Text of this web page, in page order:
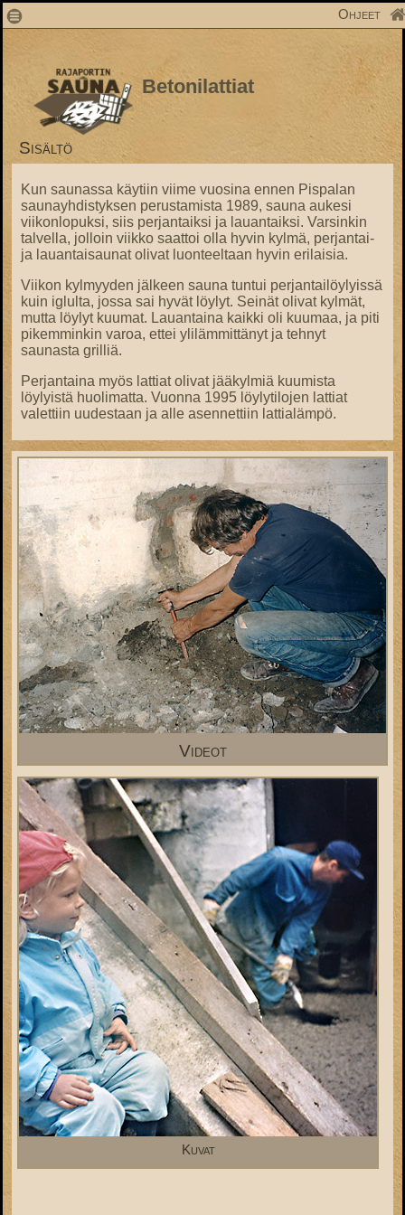
1 Ohjeet
Betonilattiat
Sisältö
Kun saunassa käytiin viime vuosina ennen Pispalan
saunayhdistyksen perustamista 1989, sauna aukesi
viikonlopuksi, siis perjantaiksi ja lauantaiksi. Varsinkin
talvella, jolloin viikko saattoi olla hyvin kylmä, perjantai-
ja lauantaisaunat olivat luonteeltaan hyvin erilaisia.
Viikon kylmyyden jälkeen sauna tuntui perjantailöylyissä
kuin iglulta, jossa sai hyvät löylyt. Seinät olivat kylmät,
mutta löylyt kuumat. Lauantaina kaikki oli kuumaa, ja piti
pikemminkin varoa, ettei ylilämmittänyt ja tehnyt
saunasta grilliä.
Perjantaina myös lattiat olivat jääkylmiä kuumista
löylyistä huolimatta. Vuonna 1995 löylytilojen lattiat
valettiin uudestaan ja alle asennettiin lattialämpö.
Videot
Kuvat